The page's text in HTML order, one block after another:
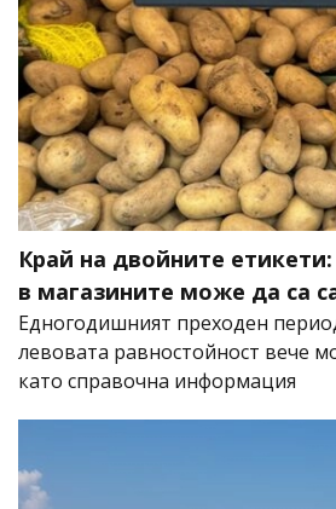
Край на двойните
в магазините може да са
Едногодишният преходен
левовата равностойност вече
като справочна информация